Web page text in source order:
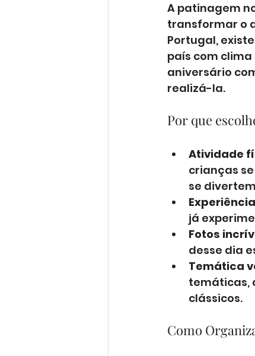
A patinagem
transformar o
Portugal,
país com
aniversário
realizá-la.
Por que
Atividade
crianças
se
já
Fotos
desse dia
Temática
temáticas,
clássicos.
Como